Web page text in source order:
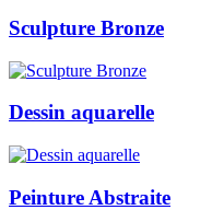
Sculpture Bronze
Dessin aquarelle
Peinture Abstraite